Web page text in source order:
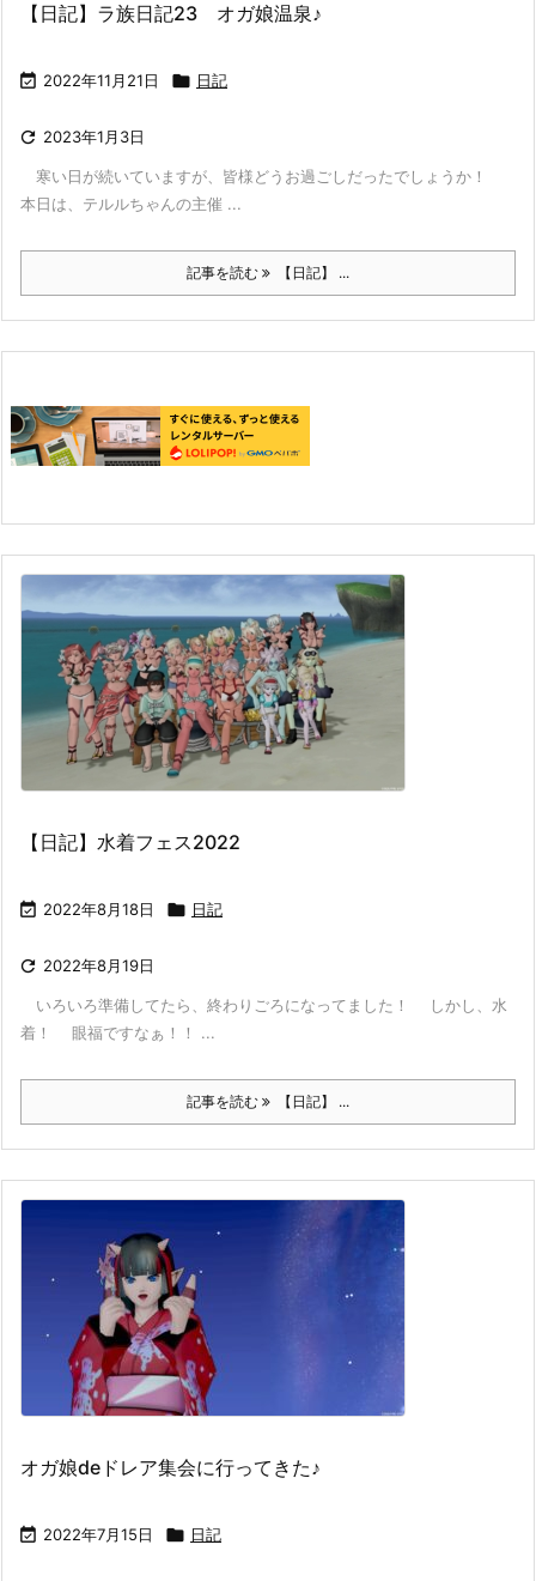
【日記】ラ族日記23 オガ娘温泉♪
 2022年11月21日  日記
 2023年1月3日
寒い日が続いていますが、皆様どうお過ごしだったでしょうか！
本日は、テルルちゃんの主催 ...
記事を読む 【日記】 ...
【日記】水着フェス2022
 2022年8月18日  日記
 2022年8月19日
いろいろ準備してたら、終わりごろになってました！ しかし、水
着！ 眼福ですなぁ！！ ...
記事を読む 【日記】 ...
オガ娘deドレア集会に行ってきた♪
 2022年7月15日  日記